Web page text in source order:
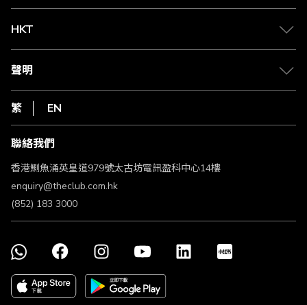
物流與配送
Club Shopping 商品領取站
常見問題
HKT
csl.
1010
HKT
聲明
私隱聲明
使用條款
條款及細則
不歧視及不騷擾聲明
認可牌照及通告
繁 EN
聯絡我們
香港鰂魚涌英皇道979號太古坊電訊盈科中心14樓
enquiry@theclub.com.hk
(852) 183 3000